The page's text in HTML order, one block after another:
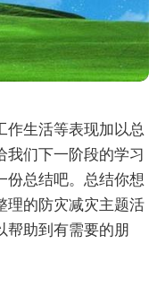
作生活等表现加以总
我们下一阶段的学习
份总结吧。总结你想
理的防灾减灾主题活
帮助到有需要的朋